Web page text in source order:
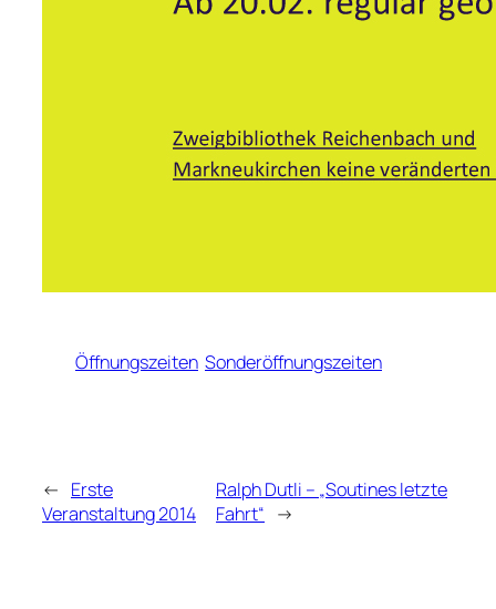
Öffnungszeiten Sonderöffnungszeiten
← Erste
Veranstaltung 2014
Ralph Dutli – „Soutines letzte
Fahrt“ →